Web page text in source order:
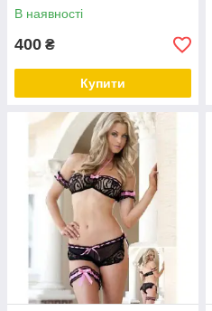
В наявності
400 ₴
Купити